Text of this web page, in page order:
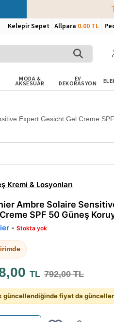
Kelepir Sepet Allpara 0.00 TL
MODA &
AKSESUAR
EV
DEKORASYON
Expert Gesicht Gel Creme
Kremi & Losyonları
Ambre Solaire
SPF 50 Güneş
- Stokta yok
TL 792,00 TL
güncellendiğinde fiyat da